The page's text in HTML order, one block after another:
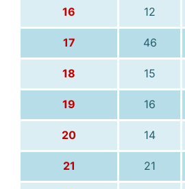
16 12
17 46
18 15
19 16
20 14
21 21